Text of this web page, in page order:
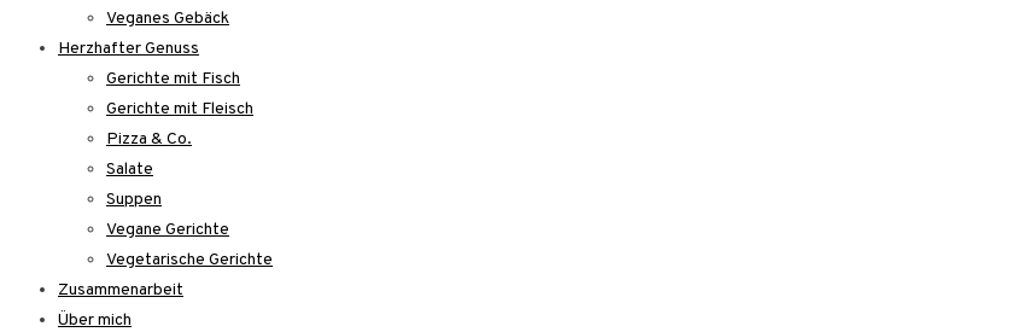
Veganes Gebäck
Herzhafter Genuss
Gerichte mit Fisch
Gerichte mit Fleisch
Pizza & Co.
Salate
Suppen
Vegane Gerichte
Vegetarische Gerichte
Zusammenarbeit
Über mich